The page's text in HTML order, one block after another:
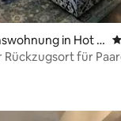
4,99 von 5, 179
in Hot S
für